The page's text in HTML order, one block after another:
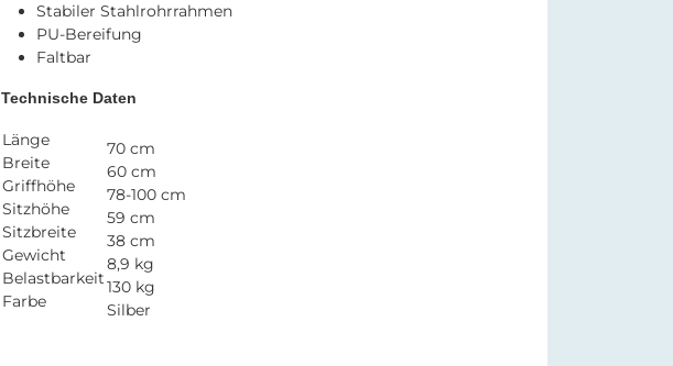
Stabiler Stahlrohrrahmen
PU-Bereifung
Faltbar
Technische Daten
Länge
Breite
Griffhöhe
Sitzhöhe
Sitzbreite
Gewicht
Belastbarkeit
Farbe
70 cm
60 cm
78-100 cm
59 cm
38 cm
8,9 kg
130 kg
Silber